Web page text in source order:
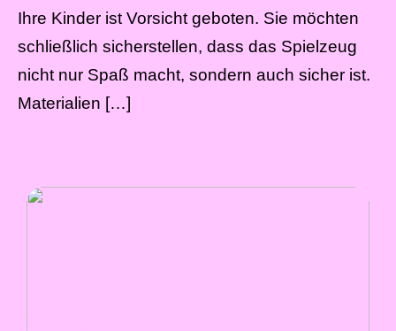
Ihre Kinder ist Vorsicht geboten. Sie möchten
schließlich sicherstellen, dass das Spielzeug
nicht nur Spaß macht, sondern auch sicher ist.
Materialien […]